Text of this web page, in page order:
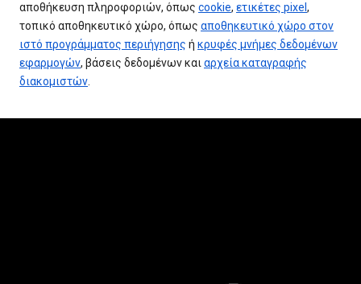
αποθήκευση πληροφοριών, όπως cookie, ετικέτες pixel ,
τοπικό αποθηκευτικό χώρο, όπως αποθηκευτικό χώρο στον
ιστό προγράμματος περιήγησης ή κρυφές μνήμες δεδομένων
εφαρμογών, βάσεις δεδομένων και αρχεία καταγραφής
διακομιστών